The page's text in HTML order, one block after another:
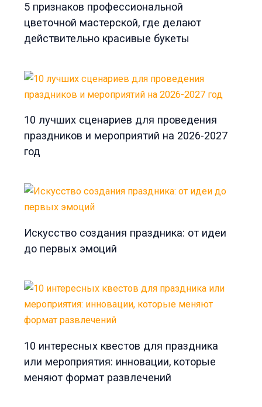
5 признаков профессиональной
цветочной мастерской, где делают
действительно красивые букеты
10 лучших сценариев для проведения
праздников и мероприятий на 2026-2027
год
Искусство создания праздника: от идеи
до первых эмоций
10 интересных квестов для праздника
или мероприятия: инновации, которые
меняют формат развлечений